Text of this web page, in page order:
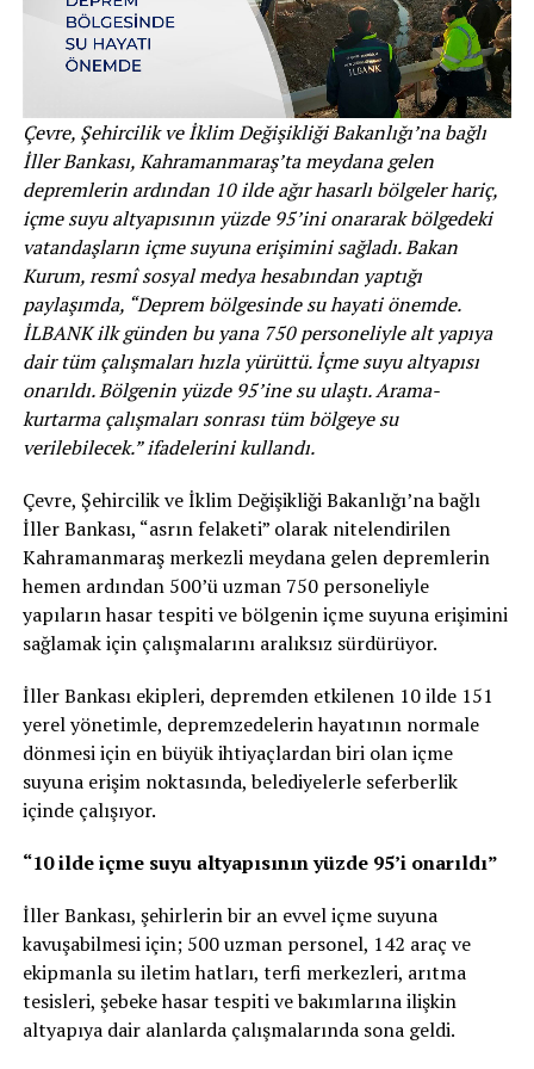
Çevre, Şehircilik ve İklim Değişikliği Bakanlığı’na bağlı
İller Bankası, Kahramanmaraş’ta meydana gelen
depremlerin ardından 10 ilde ağır hasarlı bölgeler hariç,
içme suyu altyapısının yüzde 95’ini onararak bölgedeki
vatandaşların içme suyuna erişimini sağladı. Bakan
Kurum, resmî sosyal medya hesabından yaptığı
paylaşımda, “Deprem bölgesinde su hayati önemde.
İLBANK ilk günden bu yana 750 personeliyle alt yapıya
dair tüm çalışmaları hızla yürüttü. İçme suyu altyapısı
onarıldı. Bölgenin yüzde 95’ine su ulaştı. Arama-
kurtarma çalışmaları sonrası tüm bölgeye su
verilebilecek.” ifadelerini kullandı.
Çevre, Şehircilik ve İklim Değişikliği Bakanlığı’na bağlı
İller Bankası, “asrın felaketi” olarak nitelendirilen
Kahramanmaraş merkezli meydana gelen depremlerin
hemen ardından 500’ü uzman 750 personeliyle
yapıların hasar tespiti ve bölgenin içme suyuna erişimini
sağlamak için çalışmalarını aralıksız sürdürüyor.
İller Bankası ekipleri, depremden etkilenen 10 ilde 151
yerel yönetimle, depremzedelerin hayatının normale
dönmesi için en büyük ihtiyaçlardan biri olan içme
suyuna erişim noktasında, belediyelerle seferberlik
içinde çalışıyor.
“10 ilde içme suyu altyapısının yüzde 95’i onarıldı”
İller Bankası, şehirlerin bir an evvel içme suyuna
kavuşabilmesi için; 500 uzman personel, 142 araç ve
ekipmanla su iletim hatları, terfi merkezleri, arıtma
tesisleri, şebeke hasar tespiti ve bakımlarına ilişkin
altyapıya dair alanlarda çalışmalarında sona geldi.